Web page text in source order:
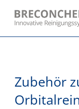
content
Zubehör